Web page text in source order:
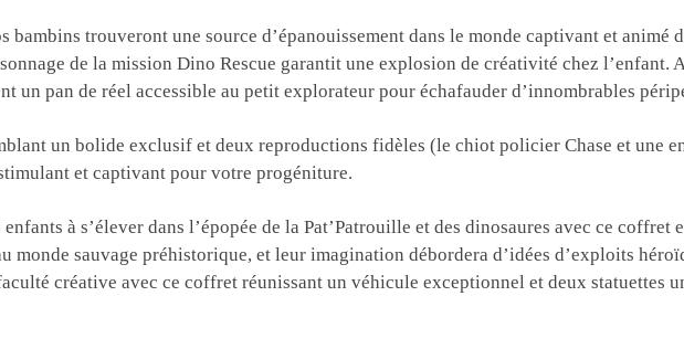
bambins trouveront une source d’épanouissement dans le monde captivant et animé
de la mission Dino Rescue garantit une explosion de créativité chez l’enfant.
un pan de réel accessible au petit explorateur pour échafauder d’innombrables
un bolide exclusif et deux reproductions fidèles (le chiot policier Chase et une
et captivant pour votre progéniture.
à s’élever dans l’épopée de la Pat’Patrouille et des dinosaures avec ce
sauvage préhistorique, et leur imagination débordera d’idées d’exploits
créative avec ce coffret réunissant un véhicule exceptionnel et deux statuettes